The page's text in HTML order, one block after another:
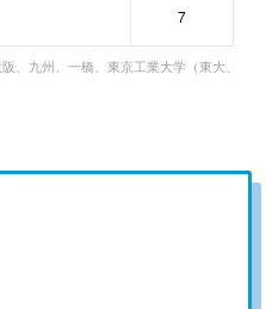
7
、九州、一橋、東京工業大学（東大、